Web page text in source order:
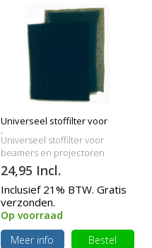
Universeel stoffilter voor
beamers
Universeel stoffilter voor
beamers en projectoren
24,95 Incl.
Inclusief 21% BTW. Gratis
verzonden.
Op voorraad
Meer info
Bestel